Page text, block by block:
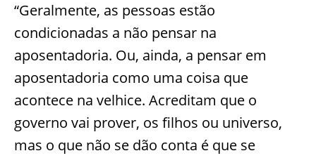
“Geralmente, as pessoas estão
condicionadas a não pensar na
aposentadoria. Ou, ainda, a pensar em
aposentadoria como uma coisa que
acontece na velhice. Acreditam que o
governo vai prover, os filhos ou universo,
mas o que não se dão conta é que se